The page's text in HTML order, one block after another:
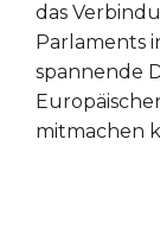
das
Parlaments
spannende
mitmachen